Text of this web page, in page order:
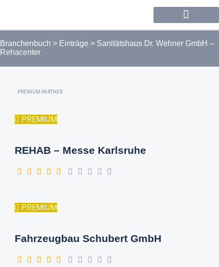
Branchenbuch > Einträge > Sanitätshaus Dr. Wehner GmbH –
Rehacenter
PREMIUM-PARTNER
PREMIUM
REHAB – Messe Karlsruhe
PREMIUM
Fahrzeugbau Schubert GmbH